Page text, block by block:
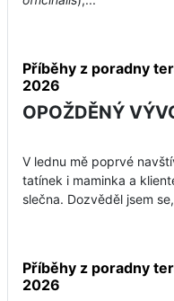
Příběhy z poradny
2026
OPOŽDĚNÝ
V lednu mě poprvé
tatínek i maminka a
slečna. Dozvěděl jsem
Příběhy z poradny
2026